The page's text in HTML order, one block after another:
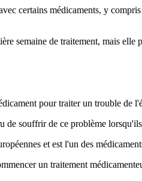
certains médicaments, y
semaine de traitement, mais
pour traiter un trouble de
de souffrir de ce problème
et est l'un des
un traitement